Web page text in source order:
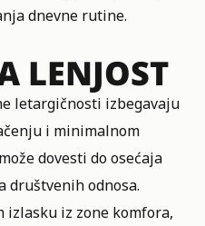
dnevne rutine.
LENJOST
letargičnosti izbegavaju
i minimalnom
dovesti do osećaja
društvenih odnosa.
izlasku iz zone komfora,